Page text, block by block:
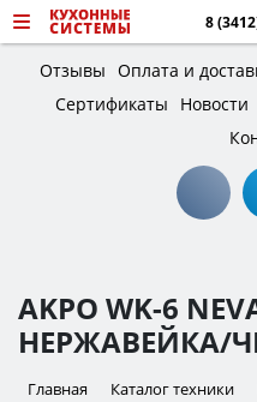
8
Отзывы Оплата и
Сертификаты
Новости
AKPO WK-6
НЕРЖАВЕЙКА/
Главная Каталог техники